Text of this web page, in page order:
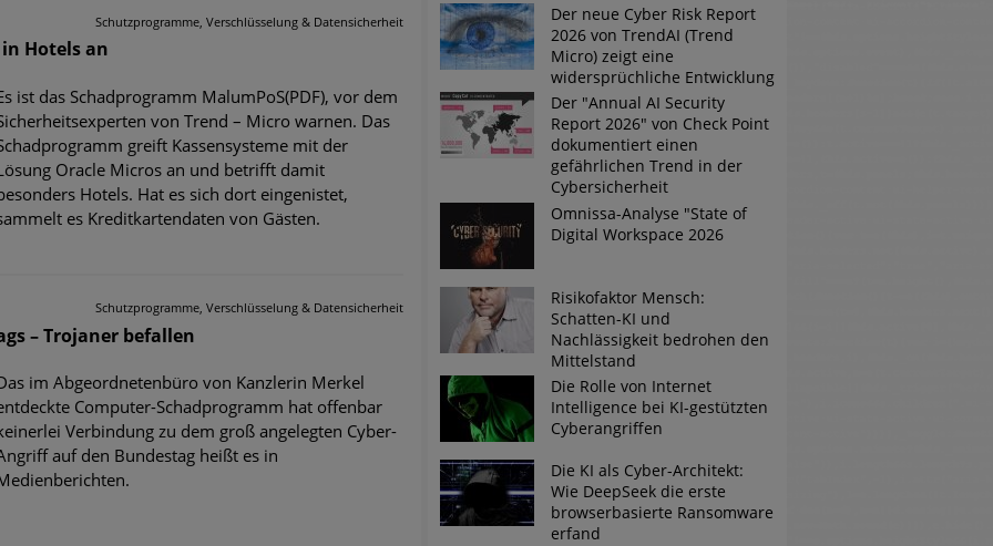
Führungskräfte im Visier. Was hilft gegen Harpoon Whaling?
Kampagnen mit großen Markennamen – Amazon hat nun reagiert
auf LinkedIn: Unternehmen und Nutzer im Visier der Datendiebe
Center in Augsburg
Schutzprogramme, Verschlüsselung & Datensicherheit
Hotels an
ist das Schadprogramm MalumPoS(PDF), vor dem
von Trend – Micro warnen. Das
greift Kassensysteme mit der
Oracle Micros an und betrifft damit
Hotels. Hat es sich dort eingenistet,
es Kreditkartendaten von Gästen.
Schutzprogramme, Verschlüsselung & Datensicherheit
– Trojaner befallen
im Abgeordnetenbüro von Kanzlerin Merkel
Computer-Schadprogramm hat offenbar
Verbindung zu dem groß angelegten Cyber-
auf den Bundestag heißt es in
Der neue Cyber Risk Report
2026 von TrendAI (Trend
Micro) zeigt eine
widersprüchliche Entwicklung
Der "Annual AI Security
Report 2026" von Check Point
dokumentiert einen
gefährlichen Trend in der
Cybersicherheit
Omnissa-Analyse "State of
Digital Workspace 2026
Risikofaktor Mensch:
Schatten-KI und
Nachlässigkeit bedrohen den
Mittelstand
Die Rolle von Internet
Intelligence bei KI-gestützten
Cyberangriffen
Die KI als Cyber-Architekt:
Wie DeepSeek die erste
browserbasierte Ransomware
erfand